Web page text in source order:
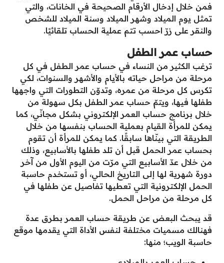
فمن خلال إدخال الأرقام الصحيحة في الخانات، والتي
تمثل يوم الميلاد وشهر الميلاد وسنة الميلاد للشخص
والنقر على زرّ احسب تتم عملية الحساب تلقائيًا.
حساب عمر الطفل
ترغب الكثير من النساء في حساب عمر الطفل في كل
مرحلة من مراحل حياته بالأيام والأشهر والسنوات، لكي
تكرس كل مرحلة من عمره، وتدوّن التطورات التي واجهها
طفلها فيها، ويتمّ حساب عمر الطفل بكل سهولة من
خلال برنامج حساب العمر الإلكتروني بشكل مجانّي، كما
يمكن للمرأة القيام بعملية الحساب بنفسها من خلال
الطريقة التي بينّاها سابقًا. كما يمكن للمرأة أن تقوم
بحساب عمر الحمل قبل أن تلد طفلها بالأسابيع، وذلك
من خلال عدّ الأسابيع التي مرّت من اليوم الأول من آخر
دورة شهرية لها إلى التاريخ الحالي، أو تستخدم حاسبة
الحمل الإلكترونية التي تعطيها تفاصيل عن طفلها في
كل مرحلة من مراحل الحمل.
قد يبحث البعض عن طريقة حساب العمر بطرق عدة
فهنالك مسميات مختلفة لنفس الأداة التي يقدمها موقع
حاسبة الويب؛ منها: